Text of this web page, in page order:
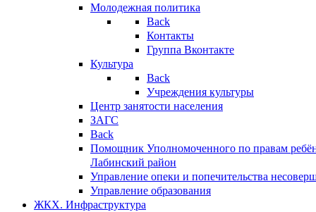
Молодежная политика
Back
Контакты
Группа Вконтакте
Культура
Back
Учреждения культуры
Центр занятости населения
ЗАГС
Back
Помощник Уполномоченного по правам
Лабинский район
Управление опеки и попечительства
Управление образования
ЖКХ. Инфраструктура